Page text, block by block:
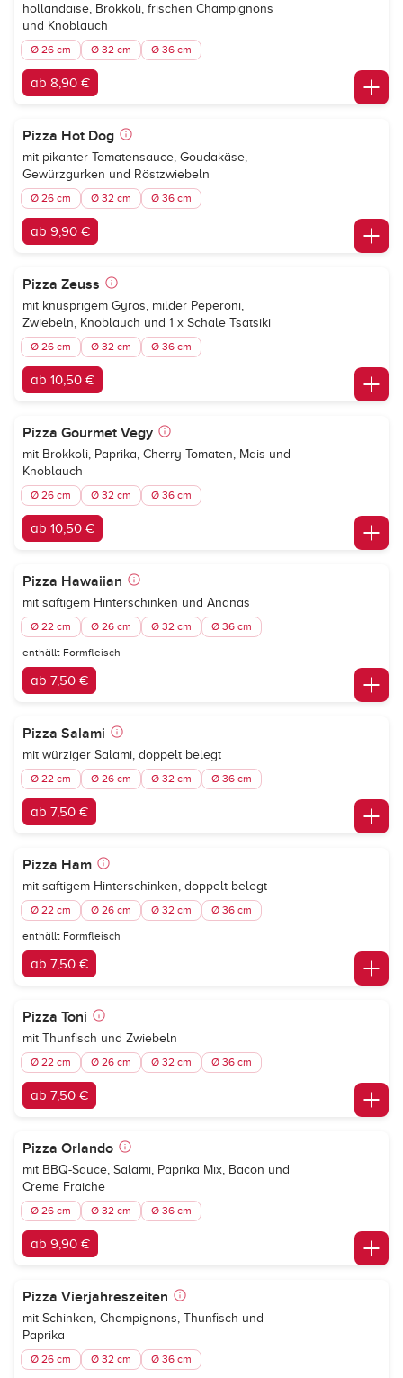
hollandaise, Brokkoli, frischen Champignons
und Knoblauch
Ø 26 cm Ø 32 cm Ø 36 cm
ab 8,90 €
Pizza Hot Dog
mit pikanter Tomatensauce, Goudakäse,
Gewürzgurken und Röstzwiebeln
Ø 26 cm Ø 32 cm Ø 36 cm
ab 9,90 €
Pizza Zeuss
mit knusprigem Gyros, milder Peperoni,
Zwiebeln, Knoblauch und 1 x Schale Tsatsiki
Ø 26 cm Ø 32 cm Ø 36 cm
ab 10,50 €
Pizza Gourmet Vegy
mit Brokkoli, Paprika, Cherry Tomaten, Mais und
Knoblauch
Ø 26 cm Ø 32 cm Ø 36 cm
ab 10,50 €
Pizza Hawaiian
mit saftigem Hinterschinken und Ananas
Ø 22 cm Ø 26 cm Ø 32 cm Ø 36 cm
enthällt Formfleisch
ab 7,50 €
Pizza Salami
mit würziger Salami, doppelt belegt
Ø 22 cm Ø 26 cm Ø 32 cm Ø 36 cm
ab 7,50 €
Pizza Ham
mit saftigem Hinterschinken, doppelt belegt
Ø 22 cm Ø 26 cm Ø 32 cm Ø 36 cm
enthällt Formfleisch
ab 7,50 €
Pizza Toni
mit Thunfisch und Zwiebeln
Ø 22 cm Ø 26 cm Ø 32 cm Ø 36 cm
ab 7,50 €
Pizza Orlando
mit BBQ-Sauce, Salami, Paprika Mix, Bacon und
Creme Fraiche
Ø 26 cm Ø 32 cm Ø 36 cm
ab 9,90 €
Pizza Vierjahreszeiten
mit Schinken, Champignons, Thunfisch und
Paprika
Ø 26 cm Ø 32 cm Ø 36 cm